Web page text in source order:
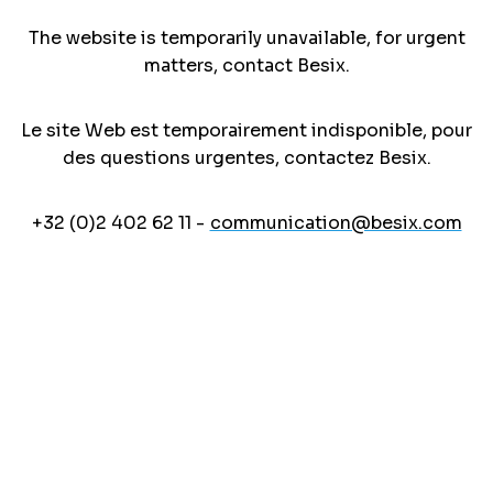
The website is temporarily unavailable, for urgent
matters, contact Besix.
Le site Web est temporairement indisponible, pour
des questions urgentes, contactez Besix.
+32 (0)2 402 62 11 - communication@besix.com